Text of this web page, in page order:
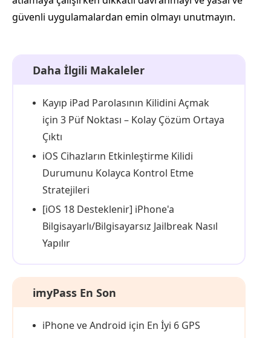
güvenli uygulamalardan emin olmayı unutmayın.
Daha İlgili Makaleler
Kayıp iPad Parolasının Kilidini Açmak
için 3 Püf Noktası – Kolay Çözüm Ortaya
Çıktı
iOS Cihazların Etkinleştirme Kilidi
Durumunu Kolayca Kontrol Etme
Stratejileri
[iOS 18 Desteklenir] iPhone'a
Bilgisayarlı/Bilgisayarsız Jailbreak Nasıl
Yapılır
imyPass En Son
iPhone ve Android için En İyi 6 GPS